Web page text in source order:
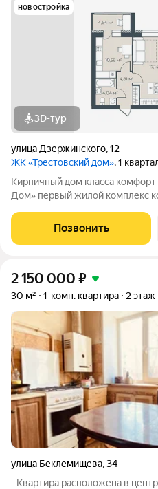
новостройка
3D-тур
улица Дзержинского,12
ЖК «Трестовский дом», 1
Кирпичный дом класса
Дом» первый жилой комплекс комфорт класса в городе..
Кирпично-монолитный дом
теплым натуральным кирпичом
Позвонить
2 150 000 ₽
30 м² 1-комн. квартира 2 этаж
улица Беклемищева,34
- Квартира расположена в